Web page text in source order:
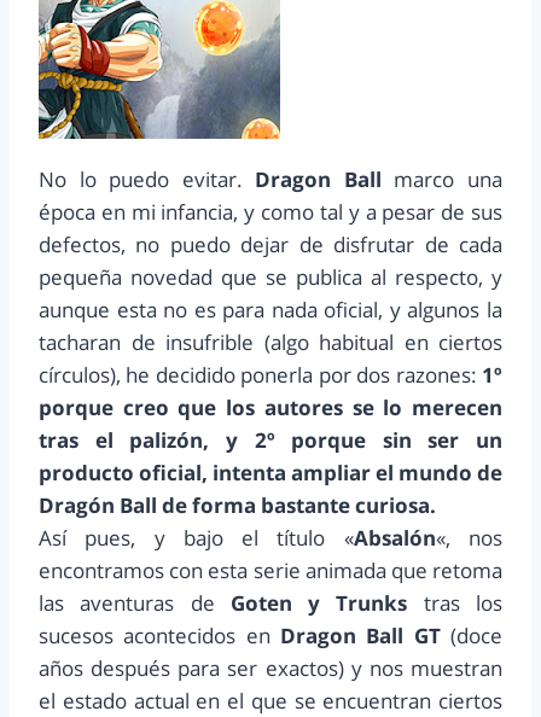
No lo puedo evitar. Dragon Ball marco una
época en mi infancia, y como tal y a pesar de sus
defectos, no puedo dejar de disfrutar de cada
pequeña novedad que se publica al respecto, y
aunque esta no es para nada oficial, y algunos la
tacharan de insufrible (algo habitual en ciertos
círculos), he decidido ponerla por dos razones: 1º
porque creo que los autores se lo merecen
tras el palizón, y 2º porque sin ser un
producto oficial, intenta ampliar el mundo de
Dragón Ball de forma bastante curiosa.
Así pues, y bajo el título «Absalón«, nos
encontramos con esta serie animada que retoma
las aventuras de Goten y Trunks tras los
sucesos acontecidos en Dragon Ball GT(doce
años después para ser exactos) y nos muestran
el estado actual en el que se encuentran ciertos